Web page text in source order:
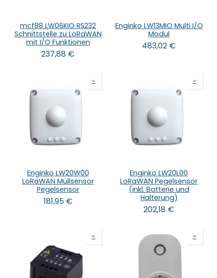
mcf88 LW06KIO RS232
Schnittstelle zu LoRaWAN
mit I/O Funktionen
237,88 €
Enginko LW13MIO Multi I/O
Modul
483,02 €
Enginko LW20W00
LoRaWAN Müllsensor
Pegelsensor
181,95€
Enginko LW20L00
LoRaWAN Pegelsensor
(inkl. Batterie und
Halterung)
202,18 €